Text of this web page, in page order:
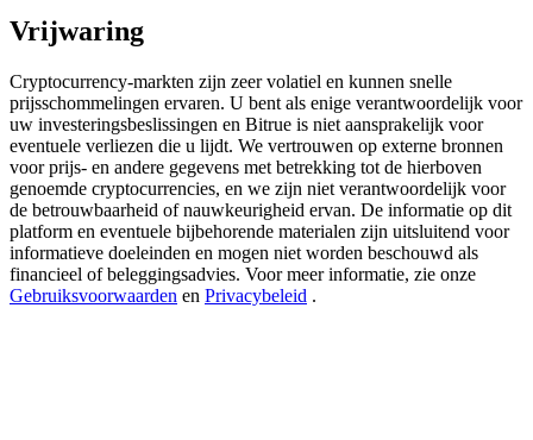
Precious Metals Trading Carnival
Trade Gold & Silver · 33,333 USDT Bonus
USDT New User Exclusive 10% APR
USDT Flexible Staking | Daily Rewards
Vrijwaring
Cryptocurrency-markten zijn zeer volatiel en kunnen snelle
prijsschommelingen ervaren. U bent als enige verantwoordelijk voor
uw investeringsbeslissingen en Bitrue is niet aansprakelijk voor
eventuele verliezen die u lijdt. We vertrouwen op externe bronnen
voor prijs- en andere gegevens met betrekking tot de hierboven
genoemde cryptocurrencies, en we zijn niet verantwoordelijk voor
de betrouwbaarheid of nauwkeurigheid ervan. De informatie op dit
platform en eventuele bijbehorende materialen zijn uitsluitend voor
informatieve doeleinden en mogen niet worden beschouwd als
financieel of beleggingsadvies. Voor meer informatie, zie onze
Gebruiksvoorwaarden en Privacybeleid .